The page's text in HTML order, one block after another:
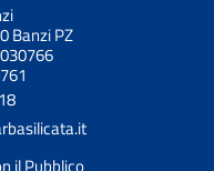
Banzi PZ
il Pubblico